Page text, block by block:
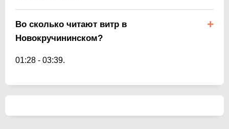
Во сколько читают витр в
Новокручининском?
01:28 - 03:39.